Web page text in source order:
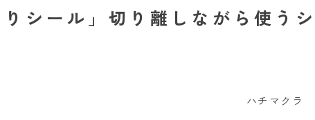
りシール」切り離しながら使う
ハチマクラ